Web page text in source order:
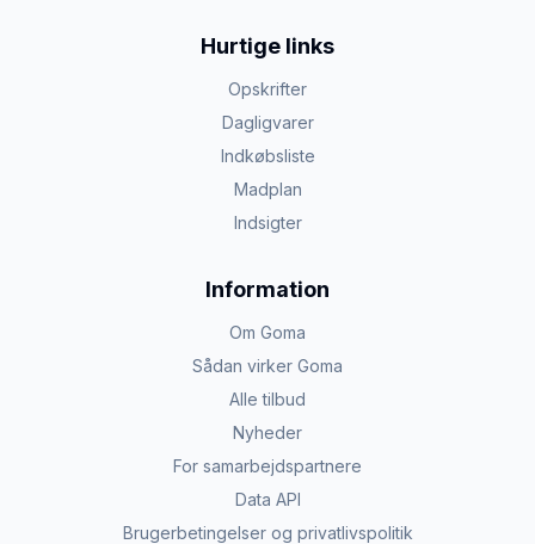
Hurtige links
Opskrifter
Dagligvarer
Indkøbsliste
Madplan
Indsigter
Information
Om Goma
Sådan virker Goma
Alle tilbud
Nyheder
For samarbejdspartnere
Data API
Brugerbetingelser og privatlivspolitik